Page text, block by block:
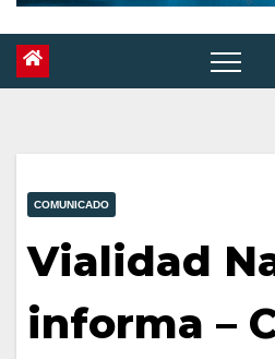
COMUNICADO
Vialidad
informa –